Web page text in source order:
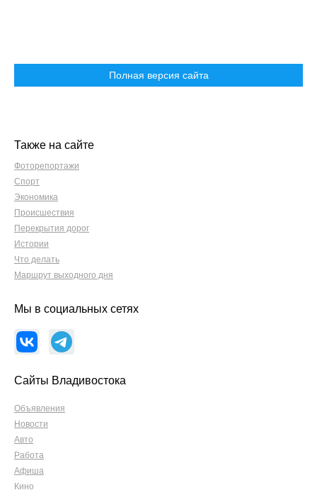
Полная версия сайта
Также на сайте
Фоторепортажи
Спорт
Экономика
Происшествия
Перекрытия дорог
Истории
Что делать
Маршрут выходного дня
Мы в социальных сетях
Сайты Владивостока
Объявления
Новости
Авто
Работа
Афиша
Кино